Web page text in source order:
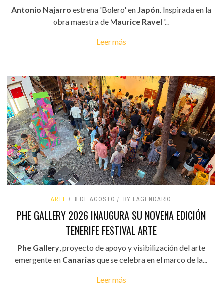
Antonio Najarro estrena 'Bolero' en Japón. Inspirada en la
obra maestra de Maurice Ravel '...
Leer más
ARTE 8 DE AGOSTO BY LAGENDARIO
PHE GALLERY 2026 INAUGURA SU NOVENA EDICIÓN
TENERIFE FESTIVAL ARTE
Phe Gallery, proyecto de apoyo y visibilización del arte
emergente en Canarias que se celebra en el marco de la...
Leer más